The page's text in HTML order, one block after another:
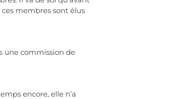
membres sont élus
une commission de
encore, elle n’a